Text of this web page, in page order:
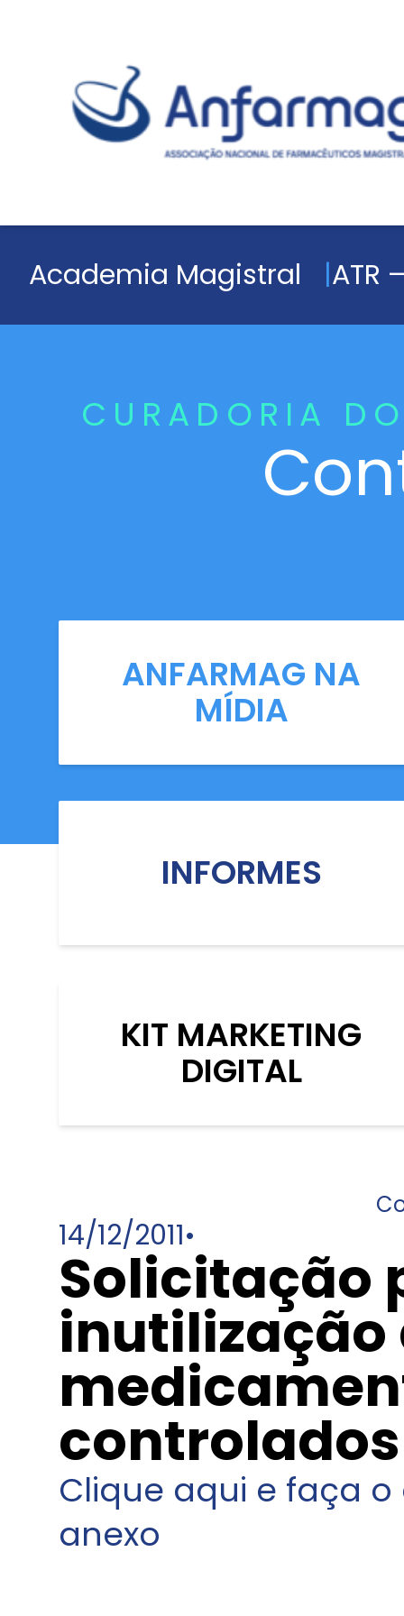
Academia Magistral ATR
CURADORIA
ANFARMAG NA
MÍDIA
INFORMES
KIT MARKETING
DIGITAL
14/12/2011•
Solicitação
inutilização
controlados
Clique aqui e faça
anexo